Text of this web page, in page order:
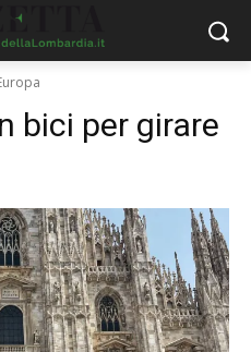
bici per girare